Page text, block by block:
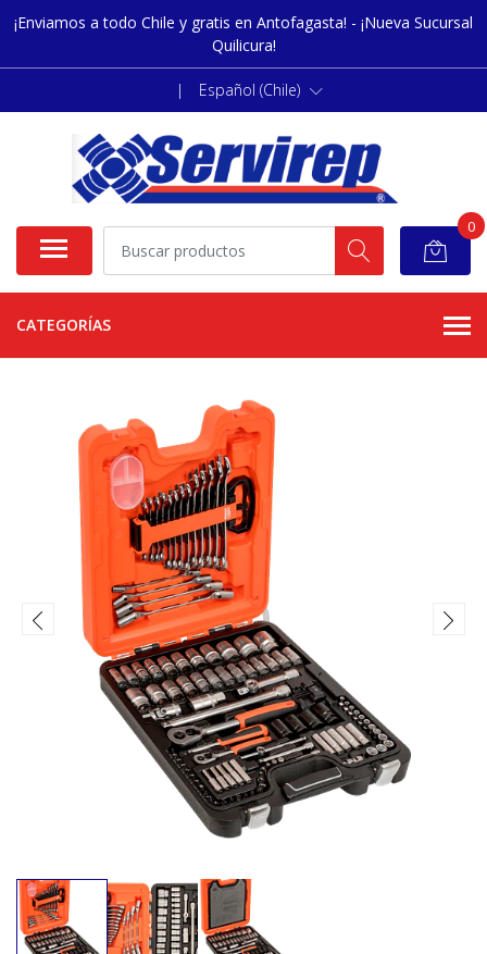
¡Enviamos a todo Chile y gratis en Antofagasta! - ¡Nueva Sucursal
Quilicura!
| Español (Chile)
0
CATEGORÍAS